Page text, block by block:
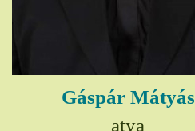
Gáspár Mátyás
atya